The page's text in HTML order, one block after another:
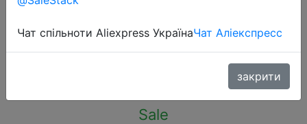
Gamer
$19.91
Sale
Чат спільноти Aliexpress УкраїнаЧат Аліекспресс
закрити